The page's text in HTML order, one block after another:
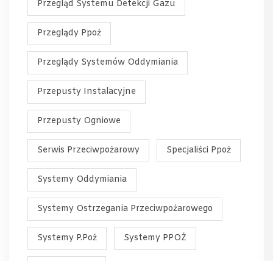
Przegląd Systemu Detekcji Gazu
Przeglądy Ppoż
Przeglądy Systemów Oddymiania
Przepusty Instalacyjne
Przepusty Ogniowe
Serwis Przeciwpożarowy Specjaliści Ppoż
Systemy Oddymiania
Systemy Ostrzegania Przeciwpożarowego
Systemy P.Poż Systemy PPOŻ